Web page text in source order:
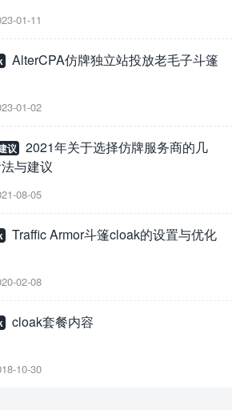
01-11
AlterCPA仿牌独立站投放老毛子斗篷
01-02
议
2021年关于选择仿牌服务商的几
与建议
08-05
Traffic Armor斗篷cloak的设置与优化
02-08
cloak套餐内容
10-30